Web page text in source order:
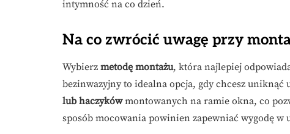
intymność na co dzień.
Na co zwrócić uwagę przy
Wybierz metodę montażu, która najlepiej
bezinwazyjny to idealna opcja, gdy chcesz uniknąć
lub haczykówmontowanych na ramie okna, co
sposób mocowania powinien zapewniać wygodę w